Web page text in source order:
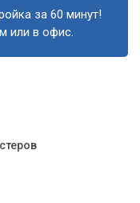
за 60 минут!
или в офис.